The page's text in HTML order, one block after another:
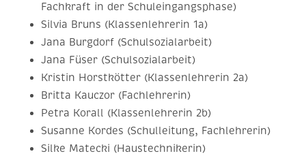
Fachkraft in der Schuleingangsphase)
Silvia Bruns (Klassenlehrerin 1a)
Jana Burgdorf (Schulsozialarbeit)
Jana Füser (Schulsozialarbeit)
Kristin Horstkötter (Klassenlehrerin 2a)
Britta Kauczor (Fachlehrerin)
Petra Korall (Klassenlehrerin 2b)
Susanne Kordes (Schulleitung, Fachlehrerin)
Silke Matecki (Haustechnikerin)